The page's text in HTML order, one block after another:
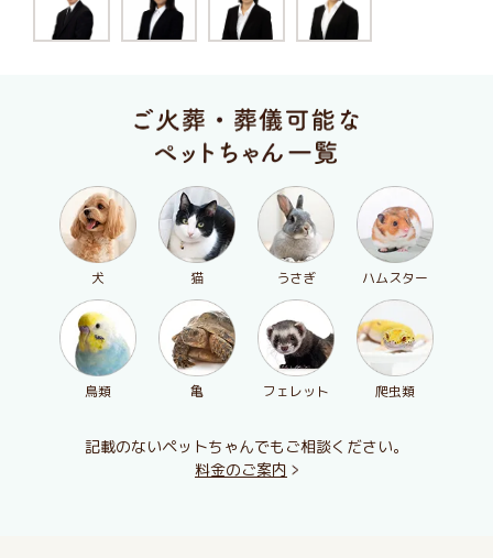
犬 猫 うさぎ ハムスター
鳥類 亀 フェレット 爬虫類
記載のないペットちゃんでもご相談ください。
料金のご案内